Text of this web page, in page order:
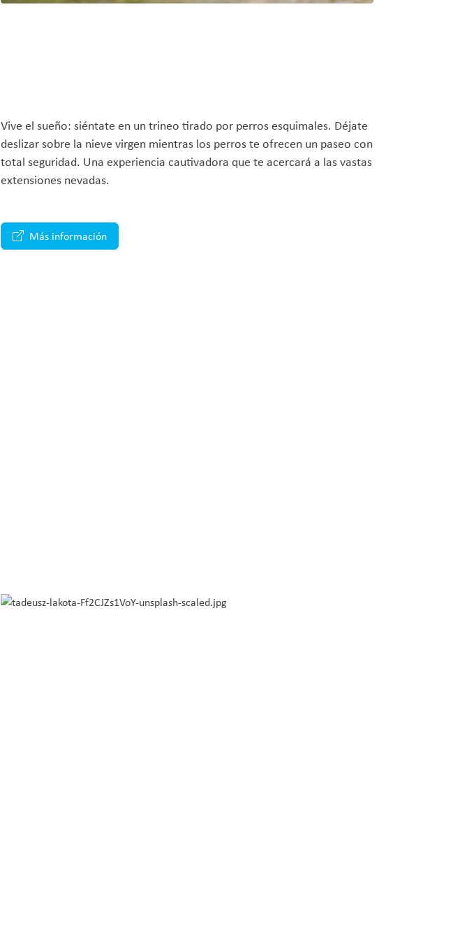
Vive el sueño: siéntate en un trineo tirado por perros esquimales. Déjate
deslizar sobre la nieve virgen mientras los perros te ofrecen un paseo con
total seguridad. Una experiencia cautivadora que te acercará a las vastas
extensiones nevadas.
Más información